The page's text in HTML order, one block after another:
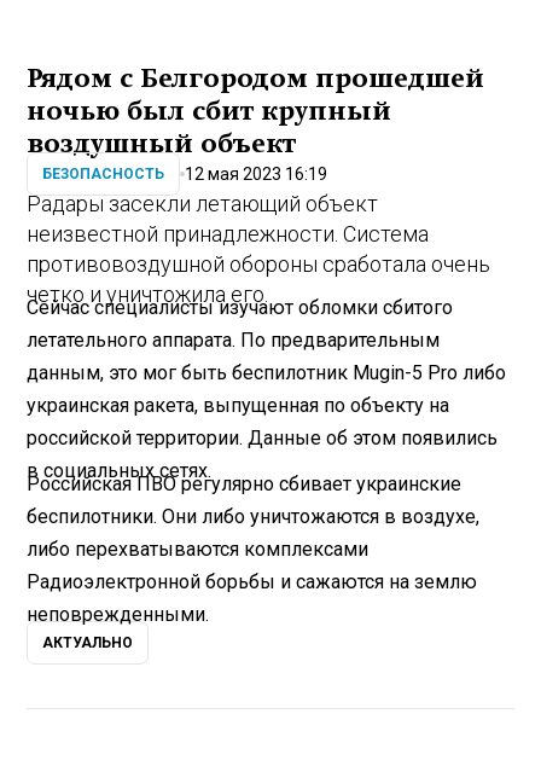
Рядом с Белгородом прошедшей
ночью был сбит крупный
воздушный объект
БЕЗОПАСНОСТЬ 12 мая 2023 16:19
Радары засекли летающий объект
неизвестной принадлежности. Система
противовоздушной обороны сработала очень
четко и уничтожила его.
Сейчас специалисты изучают обломки сбитого
летательного аппарата. По предварительным
данным, это мог быть беспилотник Mugin-5 Pro либо
украинская ракета, выпущенная по объекту на
российской территории. Данные об этом появились
в социальных сетях.
Российская ПВО регулярно сбивает украинские
беспилотники. Они либо уничтожаются в воздухе,
либо перехватываются комплексами
Радиоэлектронной борьбы и сажаются на землю
неповрежденными.
АКТУАЛЬНО